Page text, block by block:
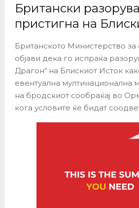
Британски
пристигна на
Британското Министерство
објави дека го испраќа
Драгон“ на Блискиот Исток
евентуална мултинационална
на бродскиот сообраќај во
кога условите ќе бидат